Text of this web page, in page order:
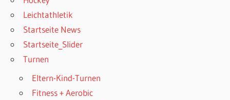
Leichtathletik
Startseite News
Startseite_Slider
Turnen
Eltern-Kind-Turnen
Fitness + Aerobic